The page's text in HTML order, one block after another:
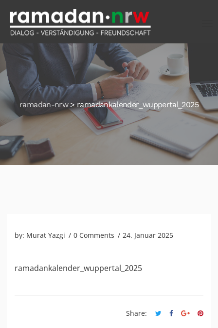
ramadan-nrw> ramadankalender_wuppertal_2025
by: Murat Yazgi 0 Comments 24. Januar 2025
ramadankalender_wuppertal_2025
Share: